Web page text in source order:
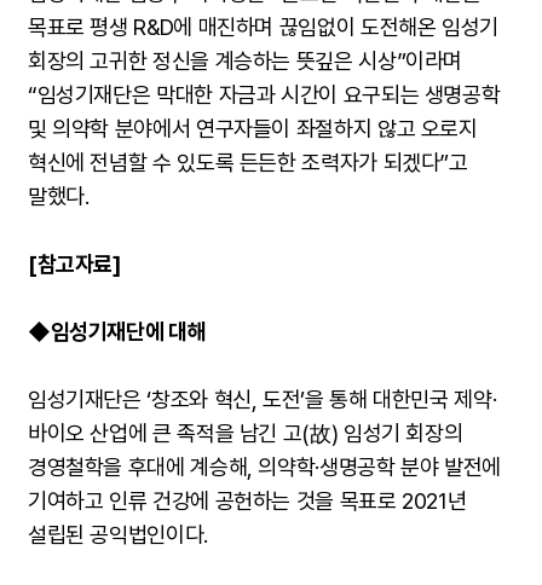
목표로 평생 R&D에 매진하며 끊임없이 도전해온 임성기
회장의 고귀한 정신을 계승하는 뜻깊은 시상”이라며
“임성기재단은 막대한 자금과 시간이 요구되는 생명공학
및 의약학 분야에서 연구자들이 좌절하지 않고 오로지
혁신에 전념할 수 있도록 든든한 조력자가 되겠다”고
말했다.
[참고자료]
◆임성기재단에 대해
임성기재단은 ‘창조와 혁신, 도전’을 통해 대한민국 제약·
바이오 산업에 큰 족적을 남긴 고(故) 임성기 회장의
경영철학을 후대에 계승해, 의약학·생명공학 분야 발전에
기여하고 인류 건강에 공헌하는 것을 목표로 2021년
설립된 공익법인이다.